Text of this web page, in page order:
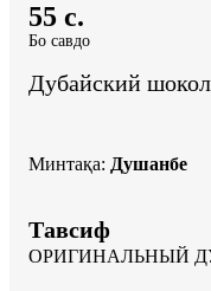
55 c.
Бо савдо
Дубайский
Минтақа: Душанбе
Тавсиф
ОРИГИНАЛЬНЫЙ